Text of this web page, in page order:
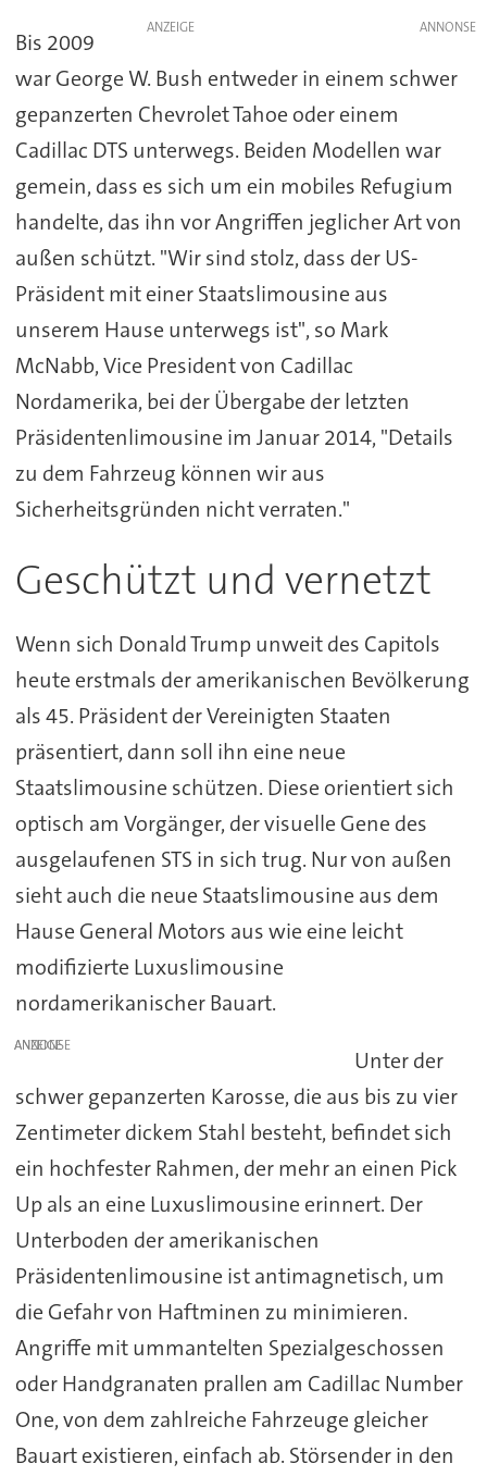
ANZEIGE
Bis 2009
war George W. Bush entweder in einem schwer
gepanzerten Chevrolet Tahoe oder einem
Cadillac DTS unterwegs. Beiden Modellen war
gemein, dass es sich um ein mobiles Refugium
handelte, das ihn vor Angriffen jeglicher Art von
außen schützt. "Wir sind stolz, dass der US-
Präsident mit einer Staatslimousine aus
unserem Hause unterwegs ist", so Mark
McNabb, Vice President von Cadillac
Nordamerika, bei der Übergabe der letzten
Präsidentenlimousine im Januar 2014, "Details
zu dem Fahrzeug können wir aus
Sicherheitsgründen nicht verraten."
Geschützt und vernetzt
Wenn sich Donald Trump unweit des Capitols
heute erstmals der amerikanischen Bevölkerung
als 45. Präsident der Vereinigten Staaten
präsentiert, dann soll ihn eine neue
Staatslimousine schützen. Diese orientiert sich
optisch am Vorgänger, der visuelle Gene des
ausgelaufenen STS in sich trug. Nur von außen
sieht auch die neue Staatslimousine aus dem
Hause General Motors aus wie eine leicht
modifizierte Luxuslimousine
nordamerikanischer Bauart.
ANZEIGE
Unter der
schwer gepanzerten Karosse, die aus bis zu vier
Zentimeter dickem Stahl besteht, befindet sich
ein hochfester Rahmen, der mehr an einen Pick
Up als an eine Luxuslimousine erinnert. Der
Unterboden der amerikanischen
Präsidentenlimousine ist antimagnetisch, um
die Gefahr von Haftminen zu minimieren.
Angriffe mit ummantelten Spezialgeschossen
oder Handgranaten prallen am Cadillac Number
One, von dem zahlreiche Fahrzeuge gleicher
Bauart existieren, einfach ab. Störsender in den